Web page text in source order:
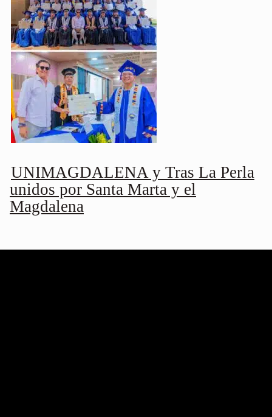
UNIMAGDALENA y Tras La Perla
unidos por Santa Marta y el
Magdalena